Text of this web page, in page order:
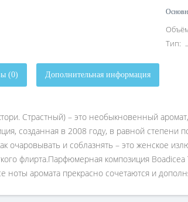
Тип:
(0) Дополнительная информация
Страстный) – это необыкновенный
созданная в 2008 году, в равной
очаровывать и соблазнять – это женское
флирта.Парфюмерная композиция Boadicea
ноты аромата прекрасно сочетаются и